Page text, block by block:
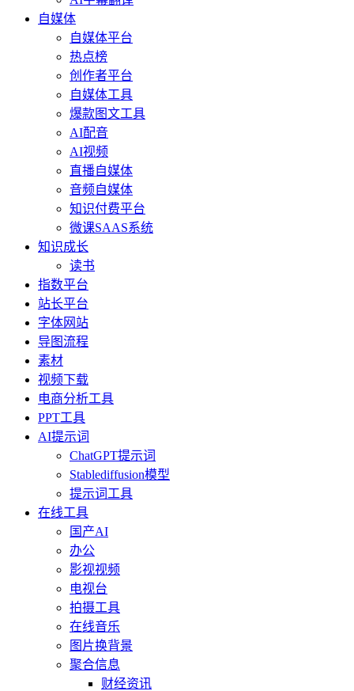
自媒体
自媒体平台
热点榜
创作者平台
自媒体工具
爆款图文工具
AI配音
AI视频
直播自媒体
音频自媒体
知识付费平台
微课SAAS系统
知识成长
读书
指数平台
站长平台
字体网站
导图流程
素材
视频下载
电商分析工具
PPT工具
AI提示词
ChatGPT提示词
Stablediffusion模型
提示词工具
在线工具
国产AI
办公
影视视频
电视台
拍摄工具
在线音乐
图片换背景
聚合信息
财经资讯